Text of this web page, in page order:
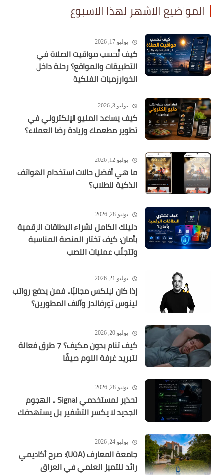
المواضيع الاشهر لهذا الاسبوع
يوليو 17, 2026
كيف تُحسب مواقيت الصلاة في
التطبيقات والمواقع؟ رحلة داخل
الخوارزميات الفلكية
يوليو 3, 2026
كيف يساعد المنيو الإلكتروني في
تطوير مطعمك وزيادة رضا العملاء؟
يوليو 12, 2026
ما هي أفضل حالات استخدام الهواتف
الذكية للطلاب؟
يونيو 28, 2026
دليلك الكامل لشراء البطاقات الرقمية
بأمان: كيف تختار المنصة المناسبة
وتتجنّب عمليات النصب
يوليو 21, 2026
إذا كان لينكس مجانيًا.. فمن يدفع رواتب
لينوس تورفالدز وآلاف المطورين؟
يوليو 20, 2026
كيف تنام بدون مكيف؟ 7 طرق فعالة
لتبريد غرفة النوم صيفًا
يونيو 28, 2026
تحذير لمستخدمي Signal .. الهجوم
الجديد لا يكسر التشفير بل يستهدفك
يوليو 24, 2026
جامعة المعارف (UOA): صرح أكاديمي
رائد للتميز العلمي في العراق